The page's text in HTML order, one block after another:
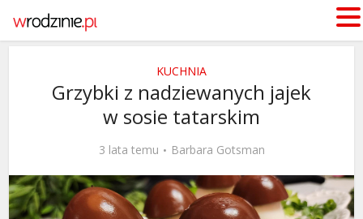
KUCHNIA
Grzybki z nadziewanych jajek
w sosie tatarskim
3 lata temu Barbara Gotsman